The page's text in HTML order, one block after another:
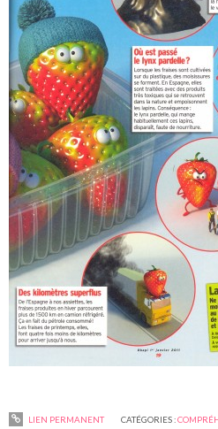
LIEN PERMANENT CATÉGORIES :